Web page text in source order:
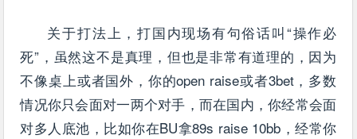
关于打法上，打国内现场有句俗话叫“操作必
死”，虽然这不是真理，但也是非常有道理的，因为
不像桌上或者国外，你的open raise或者3bet，多数
情况你只会面对一两个对手，而在国内，你经常会面
对多人底池，比如你在BU拿89s raise 10bb，经常你